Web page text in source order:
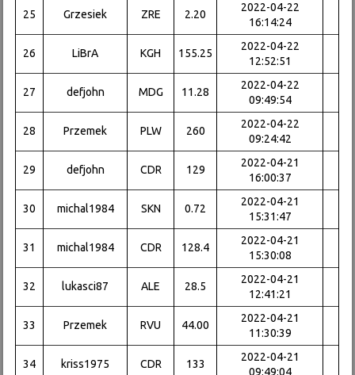
25 Grzesiek ZRE 2.20
2022-04-22
16:14:24
26 LiBrA KGH 155.25
2022-04-22
12:52:51
27 defjohn MDG 11.28
2022-04-22
09:49:54
28 Przemek PLW 260
2022-04-22
09:24:42
29 defjohn CDR 129
2022-04-21
16:00:37
30 michal1984 SKN 0.72
2022-04-21
15:31:47
31 michal1984 CDR 128.4
2022-04-21
15:30:08
32 lukasci87 ALE 28.5
2022-04-21
12:41:21
33 Przemek RVU 44.00
2022-04-21
11:30:39
34 kriss1975 CDR 133
2022-04-21
09:49:04